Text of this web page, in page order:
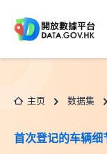
主页 数据集
首次登记的车辆细